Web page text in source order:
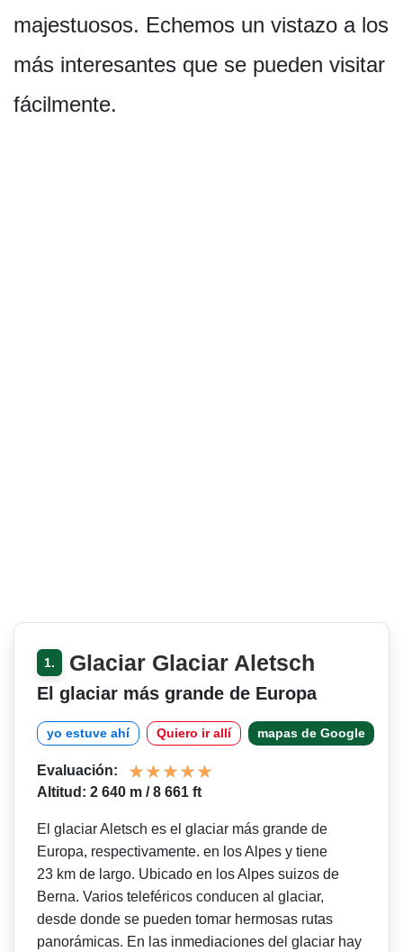
majestuosos. Echemos un vistazo a los
más interesantes que se pueden visitar
fácilmente.
1. Glaciar Glaciar Aletsch
El glaciar más grande de Europa
yo estuve ahí Quiero ir allí mapas de Google
Evaluación:
Altitud: 2 640 m / 8 661 ft
El glaciar Aletsch es el glaciar más grande de
Europa, respectivamente. en los Alpes y tiene
23 km de largo. Ubicado en los Alpes suizos de
Berna. Varios teleféricos conducen al glaciar,
desde donde se pueden tomar hermosas rutas
panorámicas. En las inmediaciones del glaciar hay